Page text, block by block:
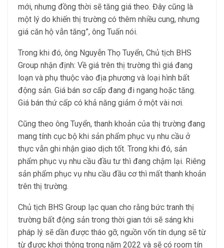
mới, nhưng đồng thời sẽ tăng giá theo. Đây cũng là
một lý do khiến thị trường có thêm nhiều cung, nhưng
giá căn hộ vẫn tăng”, ông Tuấn nói.
Trong khi đó, ông Nguyễn Thọ Tuyển, Chủ tịch BHS
Group nhận định: Về giá trên thị trường thì giá đang
loạn và phụ thuộc vào địa phương và loại hình bất
động sản. Giá bán sơ cấp đang đi ngang hoặc tăng.
Giá bán thứ cấp có khả năng giảm ở một vài nơi.
Cũng theo ông Tuyển, thanh khoản của thị trường đang
mang tính cục bộ khi sản phẩm phục vụ nhu cầu ở
thực vẫn ghi nhận giao dịch tốt. Trong khi đó, sản
phẩm phục vụ nhu cầu đầu tư thì đang chậm lại. Riêng
sản phẩm phục vụ nhu cầu đầu cơ thì mất thanh khoản
trên thị trường.
Chủ tịch BHS Group lạc quan cho rằng bức tranh thị
trường bất động sản trong thời gian tới sẽ sáng khi
pháp lý sẽ dần được tháo gỡ, nguồn vốn tín dụng sẽ từ
từ được khơi thông trong năm 2022 và sẽ có room tín